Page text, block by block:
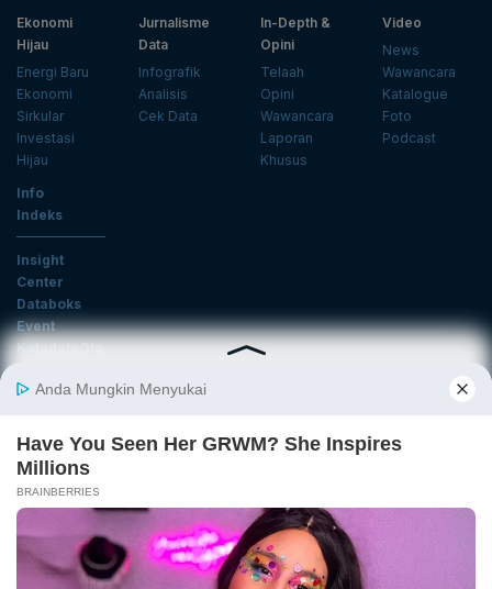
Ekonomi
Hijau
Energi Baru
Ekonomi
Sirkular
Investasi
Hijau
Jurnalisme
Data
Infografik
Analisis
Cek Data
In-Depth &
Opini
Telaah
Opini
Wawancara
Laporan
Khusus
Video
News
Wawancara
Katalogue
Foto
Podcast
Info
Indeks
Insight
Center
Databoks
Event
KatadataOto
Email